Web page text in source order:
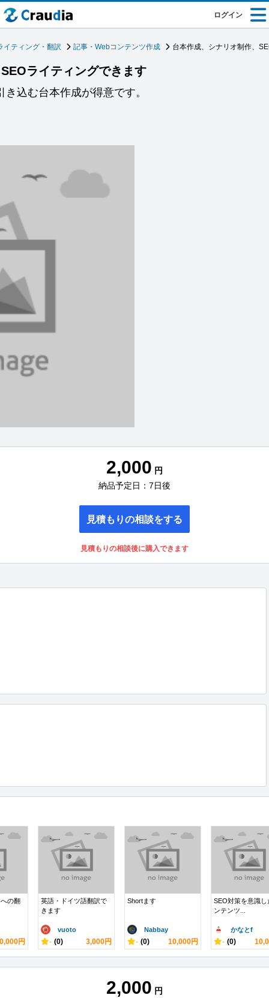
ログイン
イティング・翻訳 記事・Webコンテンツ作成 台本作成、シナリオ制作、
ライティングできます
込む台本作成が得意です。
2,000 円
納品予定日：7日後
見積もりの相談をする
見積もりの相談後に購入できます
の翻
円
英語・ドイツ語翻訳で
きます
vuoto
- (0) 3,000円
Shortます
Nabbay
- (0) 10,000円
SEO対策を意識し
ンテンツ...
かなとf
- (0)
2,000 円